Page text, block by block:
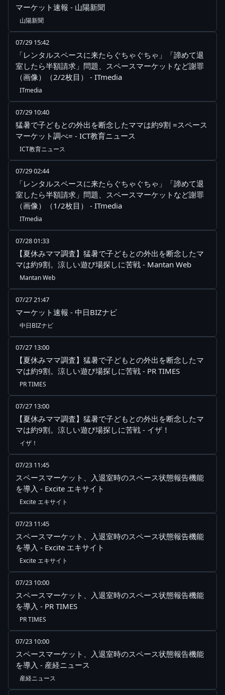
マーケット速報 - 山陽新聞
山陽新聞
07/29 15:42
「レンタルスペースに来たらぐちゃぐちゃ」「諦めて退
室したら半額請求」問題、スペースマーケットなど謝罪
（画像）（2/2枚目） - ITmedia
ITmedia
07/29 10:40
猛暑で子どもとの外出を断念したママは約9割 =スペース
マーケット調べ= - ICT教育ニュース
ICT教育ニュース
07/29 02:44
「レンタルスペースに来たらぐちゃぐちゃ」「諦めて退
室したら半額請求」問題、スペースマーケットなど謝罪
（画像）（1/2枚目） - ITmedia
ITmedia
07/28 01:33
【夏休みママ調査】猛暑で子どもとの外出を断念したマ
マは約9割。涼しい遊び場探しに苦戦 - Mantan Web
Mantan Web
07/27 21:47
マーケット速報 - 中日BIZナビ
中日BIZナビ
07/27 13:00
【夏休みママ調査】猛暑で子どもとの外出を断念したマ
マは約9割。涼しい遊び場探しに苦戦 - PR TIMES
PR TIMES
07/27 13:00
【夏休みママ調査】猛暑で子どもとの外出を断念したマ
マは約9割。涼しい遊び場探しに苦戦 - イザ！
イザ！
07/23 11:45
スペースマーケット、入退室時のスペース状態報告機能
を導入 - Excite エキサイト
Excite エキサイト
07/23 11:45
スペースマーケット、入退室時のスペース状態報告機能
を導入 - Excite エキサイト
Excite エキサイト
07/23 10:00
スペースマーケット、入退室時のスペース状態報告機能
を導入 - PR TIMES
PR TIMES
07/23 10:00
スペースマーケット、入退室時のスペース状態報告機能
を導入 - 産経ニュース
産経ニュース